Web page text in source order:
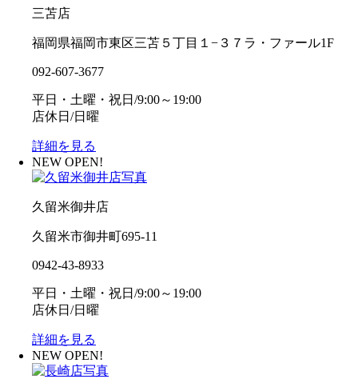
三苫店
福岡県福岡市東区三苫５丁目１−３７ラ・ファール1F
092-607-3677
平日・土曜・祝日/9:00～19:00
店休日/日曜
詳細を見る
NEW OPEN!
久留米御井店
久留米市御井町695-11
0942-43-8933
平日・土曜・祝日/9:00～19:00
店休日/日曜
詳細を見る
NEW OPEN!